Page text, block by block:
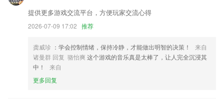
更新统计,微信登录及手机号等
新增法律下载和打印的功能
去除匿名评论功能，发布评论前必须进行登录
系统通知优化，不错过重要通知
以上就是M6米乐APP下载的介绍，如果您喜欢这款软件，您可以到应用
商店进行打分评论，说出您的使用经历，以帮助我们更好的对产品进行优
化修改。
提供更多游戏交流平台，方便玩家交流心得
2026-07-09 17:02 推荐
龚威珍 ：学会控制情绪，保持冷静，才能做出明智的决策！
来自
诸曼群 回复 骆怡爽这个游戏的音乐真是太棒了，让人完全沉浸其
中！
来自
更多回复